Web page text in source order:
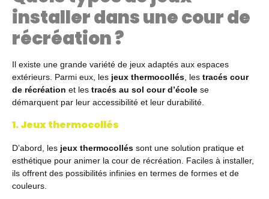
installer dans une cour de
récréation ?
Il existe une grande variété de jeux adaptés aux espaces
extérieurs. Parmi eux, les jeux thermocollés, les tracés cour
de récréation et les tracés au sol cour d’école se
démarquent par leur accessibilité et leur durabilité.
1. Jeux thermocollés
D’abord, les jeux thermocollés sont une solution pratique et
esthétique pour animer la cour de récréation. Faciles à installer,
ils offrent des possibilités infinies en termes de formes et de
couleurs.